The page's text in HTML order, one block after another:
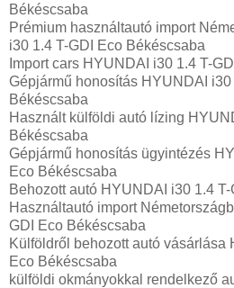
Békéscsaba
Prémium használtautó import
i30 1.4 T-GDI Eco Békéscsaba
Import cars HYUNDAI i30 1.4 T-
Gépjármű honosítás HYUNDAI i30
Békéscsaba
Használt külföldi autó lízing
Békéscsaba
Gépjármű honosítás ügyintézés
Eco Békéscsaba
Behozott autó HYUNDAI i30 1.4
Használtautó import
GDI Eco Békéscsaba
Külföldről behozott autó vásárlása
Eco Békéscsaba
külföldi okmányokkal rendelkező